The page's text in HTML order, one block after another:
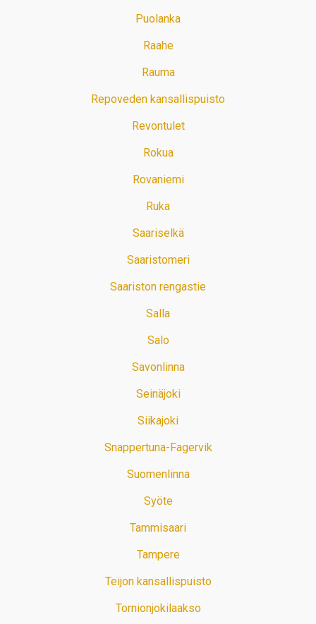
Puolanka
Raahe
Rauma
Repoveden kansallispuisto
Revontulet
Rokua
Rovaniemi
Ruka
Saariselkä
Saaristomeri
Saariston rengastie
Salla
Salo
Savonlinna
Seinäjoki
Siikajoki
Snappertuna-Fagervik
Suomenlinna
Syöte
Tammisaari
Tampere
Teijon kansallispuisto
Tornionjokilaakso